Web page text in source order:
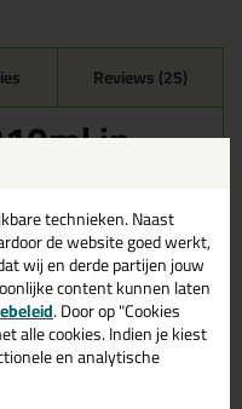
Reviews (25)
in
C8134 is te gebruiken
en veelzijdige kit
als je een bijpassende
Bestel de
vandaag nog! Op
in huis.
kenmerken van dit
technieken. Naast
de website goed werkt,
wij en derde partijen jouw
content kunnen laten
. Door op "Cookies
alle cookies. Indien je kiest
en analytische